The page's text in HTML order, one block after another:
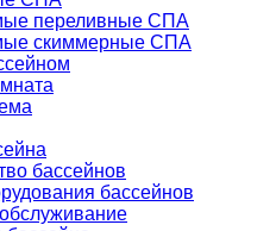
переливные СПА
скиммерные СПА
бассейнов
бассейнов